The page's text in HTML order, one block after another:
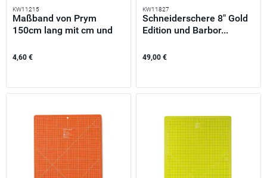
KW11215
Maßband von Prym
150cm lang mit cm und
4,60 €
KW11827
Schneiderschere 8" Gold
Edition und Barbor...
49,00 €